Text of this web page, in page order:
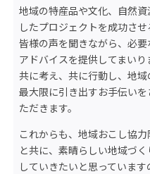
地域の特産品や文化、自然資
したプロジェクトを成功させ
皆様の声を聞きながら、必要
アドバイスを提供してまいり
共に考え、共に行動し、地域
最大限に引き出すお手伝いを
ただきます。
これからも、地域おこし協
と共に、素晴らしい地域づ
していきたいと思っています